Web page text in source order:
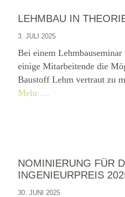
LEHMBAU IN
3. JULI 2025
Bei einem
einige Mitarbeitende die
Baustoff Lehm vertraut zu
Mehr …
NOMINIERUNG FÜR
INGENIEURPREIS
30. JUNI 2025